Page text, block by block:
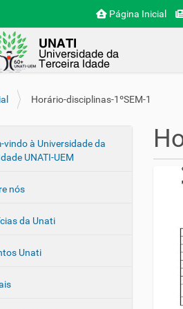
Página Inicial
Horário-disciplinas-1ºSEM-1
vindo à Universidade da
UNATI-UEM
nós
da Unati
Unati